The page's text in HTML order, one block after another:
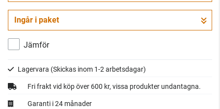
Ingår i paket
Jämför
Lagervara (Skickas inom 1-2 arbetsdagar)
Fri frakt vid köp över 600 kr, vissa produkter undantagna.
Garanti i 24 månader